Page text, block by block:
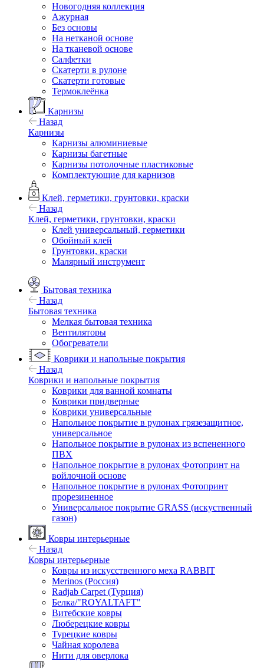
Новогодняя коллекция
Ажурная
Без основы
На нетканой основе
На тканевой основе
Салфетки
Скатерти в рулоне
Скатерти готовые
Термоклеёнка
Карнизы
Назад
Карнизы
Карнизы алюминиевые
Карнизы багетные
Карнизы потолочные пластиковые
Комплектующие для карнизов
Клей, герметики, грунтовки, краски
Назад
Клей, герметики, грунтовки, краски
Клей универсальный, герметики
Обойный клей
Грунтовки, краски
Малярный инструмент
Бытовая техника
Назад
Бытовая техника
Мелкая бытовая техника
Вентиляторы
Обогреватели
Коврики и напольные покрытия
Назад
Коврики и напольные покрытия
Коврики для ванной комнаты
Коврики придверные
Коврики универсальные
Напольное покрытие в рулонах грязезащитное,
универсальное
Напольное покрытие в рулонах из вспененного
ПВХ
Напольное покрытие в рулонах Фотопринт на
войлочной основе
Напольное покрытие в рулонах Фотопринт
прорезиненное
Универсальное покрытие GRASS (искуственный
газон)
Ковры интерьерные
Назад
Ковры интерьерные
Ковры из искусственного меха RABBIT
Merinos (Россия)
Radjab Carpet (Турция)
Белка/"ROYALTAFT"
Витебские ковры
Люберецкие ковры
Турецкие ковры
Чайная королева
Нити для оверлока